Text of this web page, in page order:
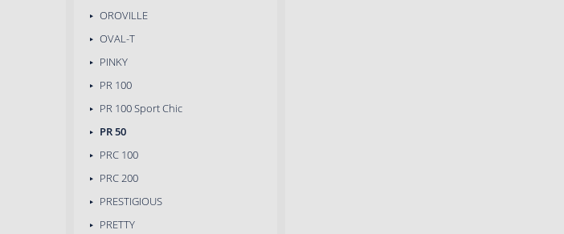
OROVILLE
OVAL-T
PINKY
PR 100
PR 100 Sport Chic
PR 50
PRC 100
PRC 200
PRESTIGIOUS
PRETTY